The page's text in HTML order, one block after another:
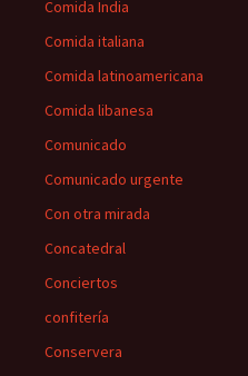
Comida India
Comida italiana
Comida latinoamericana
Comida libanesa
Comunicado
Comunicado urgente
Con otra mirada
Concatedral
Conciertos
confitería
Conservera